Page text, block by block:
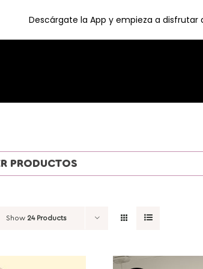
PRODUCTOS
Show 24 Products
Descárgate la App y empieza a